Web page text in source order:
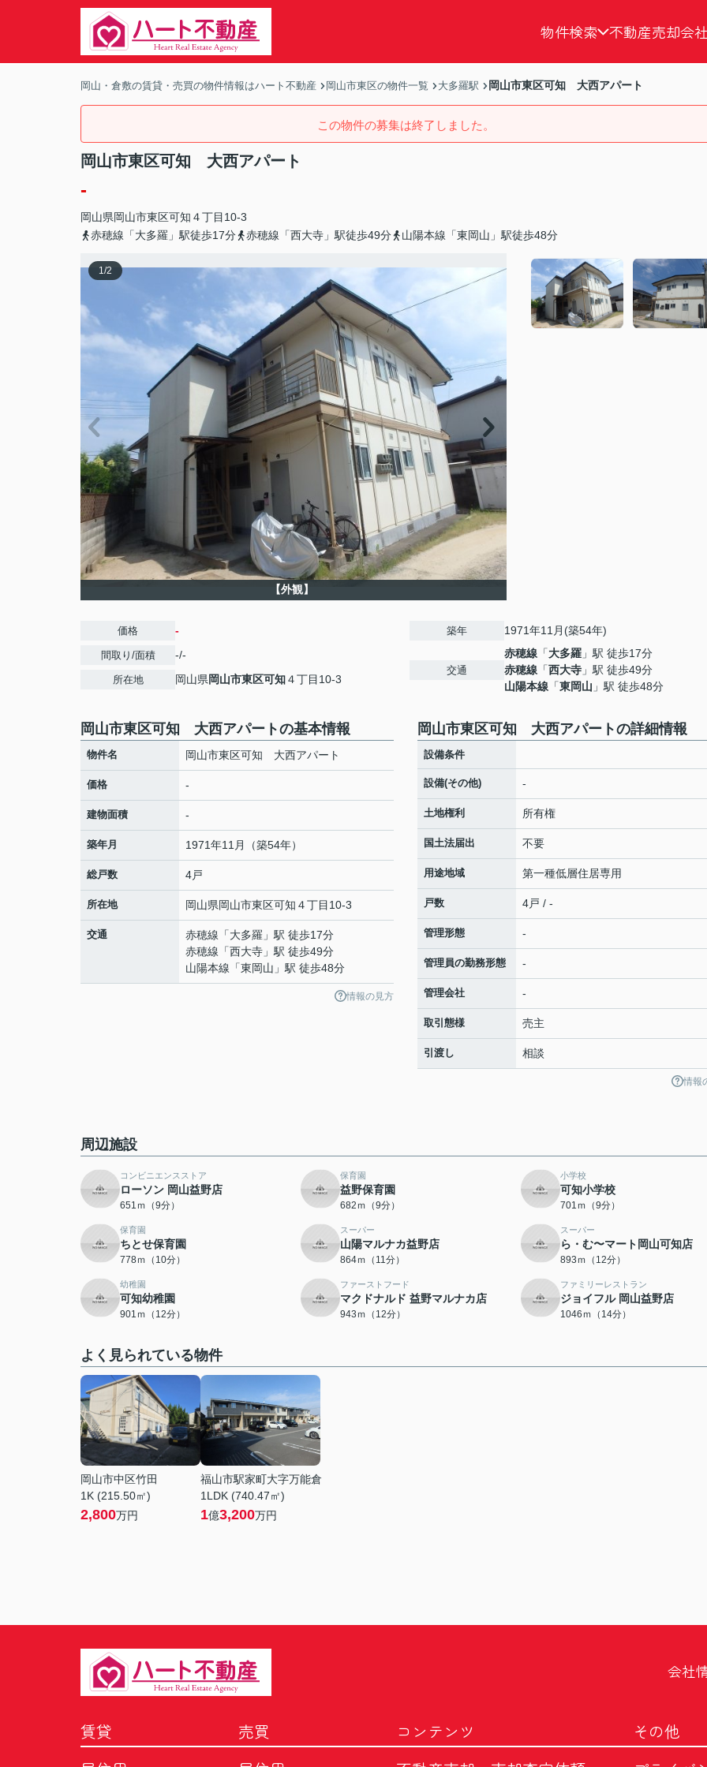
物件検索 不動産売却会
岡山・倉敷の賃貸・売買の物件情報はハート不動産 岡山市東区の物件一覧 大多羅駅 岡山市東区可知 大西アパート
この物件の募集は終了しました。
岡山市東区可知 大西アパート
-
岡山県岡山市東区可知 ４丁目10-3
赤穂線「大多羅」駅徒歩17分
赤穂線「西大寺」駅徒歩49分 山陽本線「東岡山」駅徒歩48分
1/2
【外観】
価格 -
間取り/面積 -/-
所在地 岡山県岡山市東区可知４丁目10-3
築年 1971年11月(築54年)
交通
赤穂線 「大多羅 」駅 徒歩17分
赤穂線 「西大寺 」駅 徒歩49分
山陽本線 「東岡山 」駅 徒歩48分
岡山市東区可知 大西アパートの基本情報
物件名 岡山市東区可知 大西アパート
価格 -
建物面積 -
築年月 1971年11月（築54年）
総戸数 4戸
所在地 岡山県岡山市東区可知 ４丁目10-3
交通 赤穂線 「大多羅 」駅 徒歩17分
赤穂線 「西大寺 」駅 徒歩49分
山陽本線 「東岡山 」駅 徒歩48分
情報の見方
岡山市東区可知 大西アパートの詳細情報
設備条件
設備(その他) -
土地権利 所有権
国土法届出 不要
用途地域 第一種低層住居専用
戸数 4戸 / -
管理形態 -
管理員の勤務形態 -
管理会社 -
取引態様 売主
引渡し 相談
情報
周辺施設
コンビニエンスストア
ローソン 岡山益野店
651ｍ（9分）
保育園
益野保育園
682ｍ（9分）
小学校
可知小学校
701ｍ（9分）
保育園
ちとせ保育園
778ｍ（10分）
スーパー
山陽マルナカ益野店
864ｍ（11分）
スーパー
ら・む〜マート岡山可知店
893ｍ（12分）
幼稚園
可知幼稚園
901ｍ（12分）
ファーストフード
マクドナルド 益野マルナカ店
943ｍ（12分）
ファミリーレストラン
ジョイフル 岡山益野店
1046ｍ（14分）
よく見られている物件
岡山市中区竹田
1K (215.50㎡)
2,800万円
福山市駅家町大字万能倉
1LDK (740.47㎡)
1億3,200万円
会社
賃貸
売買
コンテンツ
その他